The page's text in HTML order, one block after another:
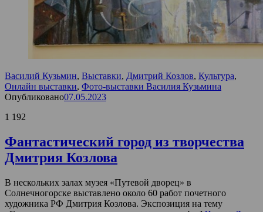
Василий Кузьмин, Выставки, Дмитрий Козлов, Культура,
Онлайн выставки, Фото-выставки Василия Кузьмина
Опубликовано07.05.2023
1 192
Фантастический город из творчества
Дмитрия Козлова
В нескольких залах музея «Путевой дворец» в
Солнечногорске выставлено около 60 работ почетного
художника РФ Дмитрия Козлова. Экспозиция на тему